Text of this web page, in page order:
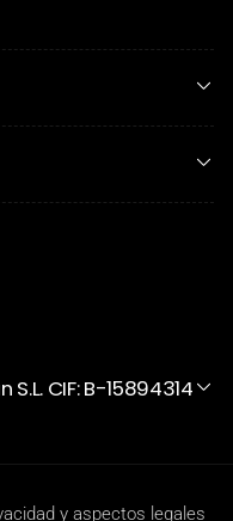
CIF: B-15894314
y aspectos legales